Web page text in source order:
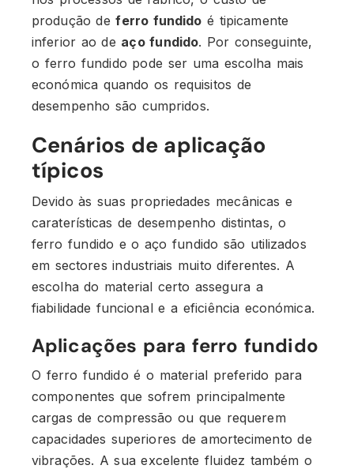
produção deferro fundido é tipicamente
inferior ao de aço fundido. Por conseguinte,
o ferro fundido pode ser uma escolha mais
económica quando os requisitos de
desempenho são cumpridos.
Cenários de aplicação
típicos
Devido às suas propriedades mecânicas e
caraterísticas de desempenho distintas, o
ferro fundido e o aço fundido são utilizados
em sectores industriais muito diferentes. A
escolha do material certo assegura a
fiabilidade funcional e a eficiência económica.
Aplicações para ferro fundido
O ferro fundido é o material preferido para
componentes que sofrem principalmente
cargas de compressão ou que requerem
capacidades superiores de amortecimento de
vibrações. A sua excelente fluidez também o